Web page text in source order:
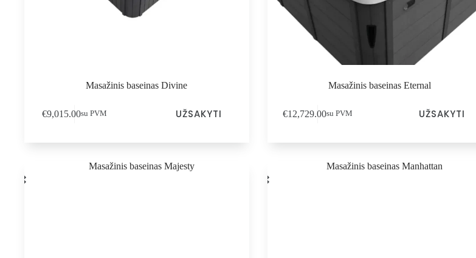
Masažinis baseinas Divine
€9,015.00su PVM UŽSAKYTI
Masažinis baseinas Eternal
€12,729.00su PVM UŽSAKYTI